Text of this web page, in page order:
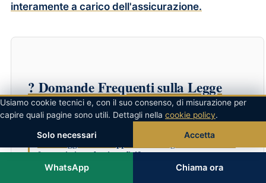
interamente a carico dell'assicurazione.
? Domande Frequenti sulla Legge
Gelli
farmacisti o solo ai medici?
La Legge Gelli si applica a
tutti gli esercenti le
WhatsApp Chiama ora
Usiamo cookie tecnici e, con il suo consenso, di misurazione per
capire quali pagine sono utili. Dettagli nella cookie policy.
Solo necessari Accetta